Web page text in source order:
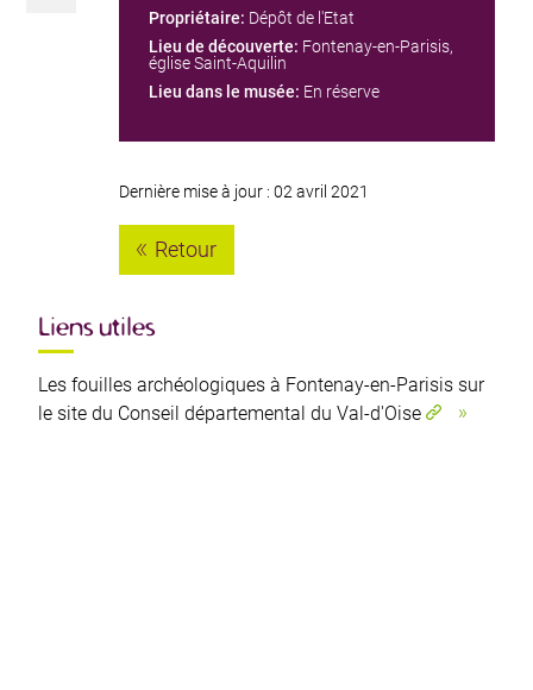
Propriétaire: Dépôt de l'Etat
Lieu de découverte: Fontenay-en-Parisis,
église Saint-Aquilin
Lieu dans le musée: En réserve
Dernière mise à jour : 02 avril 2021
Retour
Liens utiles
Les fouilles archéologiques à Fontenay-en-Parisis sur
le site du Conseil départemental du Val-d'Oise